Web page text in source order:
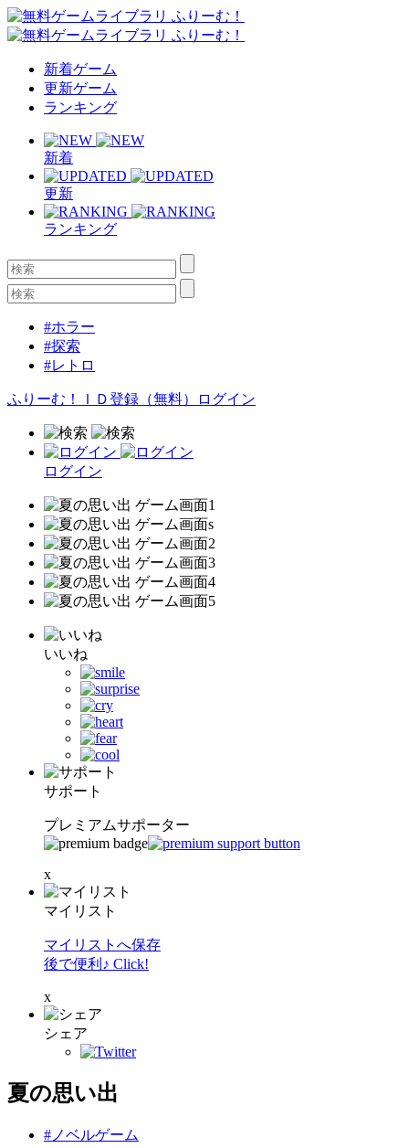
新着ゲーム
更新ゲーム
ランキング
新着
更新
ランキング
#ホラー
#探索
#レトロ
ふりーむ！ＩＤ登録（無料） ログイン
ログイン
いいね
サポート
プレミアムサポーター
x
マイリスト
マイリストへ保存
後で便利♪ Click!
x
シェア
夏の思い出
#ノベルゲーム